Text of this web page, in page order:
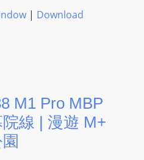
| Download
M1 Pro MBP
線 | 漫遊 M+